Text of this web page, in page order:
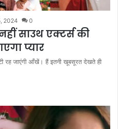
2024 0
साउथ एक्टर्स की
प्यार
रह जाएंगी आँखें। हैं इतनी खूबसूरत देखते ही